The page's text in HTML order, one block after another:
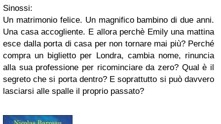
Sinossi:
Un matrimonio felice. Un magnifico bambino di due anni.
Una casa accogliente. E allora perchè Emily una mattina
esce dalla porta di casa per non tornare mai più? Perché
compra un biglietto per Londra, cambia nome, rinuncia
alla sua professione per ricominciare da zero? Qual è il
segreto che si porta dentro? E soprattutto si può davvero
lasciarsi alle spalle il proprio passato?